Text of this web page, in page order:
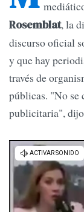
Rosemblat, la
discurso oficial
y que hay
través de
públicas. "No se
publicitaria",